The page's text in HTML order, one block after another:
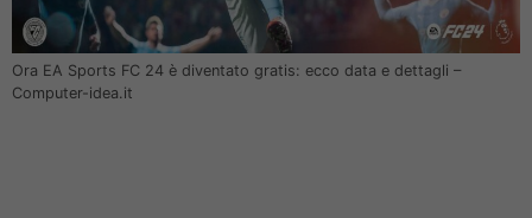
Ora EA Sports FC 24 è diventato gratis: ecco data e dettagli –
Computer-idea.it